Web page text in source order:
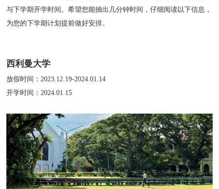
与下学期开学时间。希望您能抽出几分钟时间，仔细阅读以下信息，
为您的下学期计划提前做好安排。
西利曼大学
放假时间：2023.12.19-2024.01.14
开学时间：2024.01.15